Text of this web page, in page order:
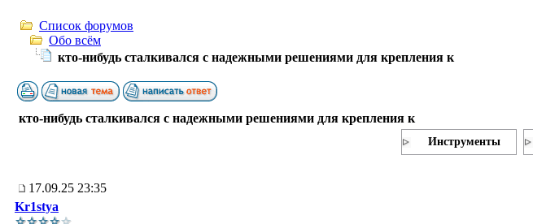
Список форумов
Обо всём
кто-нибудь сталкивался с надежными решениями для крепления к
кто-нибудь сталкивался с надежными решениями для крепления к
Инструменты
17.09.25 23:35
Kr1stya